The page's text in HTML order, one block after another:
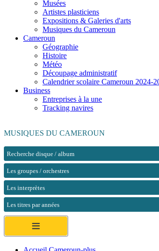
Musées
Artistes plasticiens
Expositions & Galeries d'arts
Musiques du Cameroun
Cameroun
Géographie
Histoire
Météo
Découpage administratif
Calendrier scolaire Cameroun 2024-
Business
Entreprises à la une
Tracking navires
MUSIQUES DU CAMEROUN
Recherche disque / album
Les groupes / orchestres
Les interprètes
Les titres par années
≡